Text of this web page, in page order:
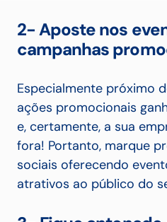
2- Aposte nos
campanhas
Especialmente próximo
ações promocionais
e, certamente, a sua
fora! Portanto, marque
sociais oferecendo
atrativos ao público do